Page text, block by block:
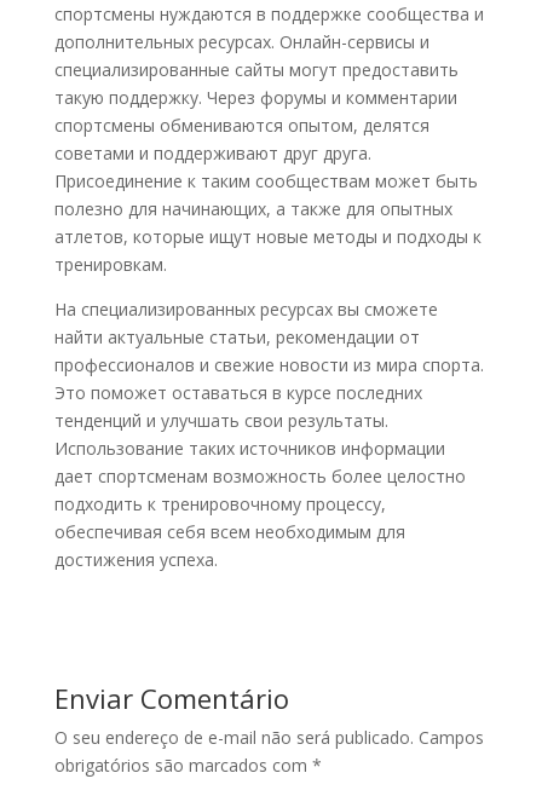
спортсмены нуждаются в поддержке сообщества и
дополнительных ресурсах. Онлайн-сервисы и
специализированные сайты могут предоставить
такую поддержку. Через форумы и комментарии
спортсмены обмениваются опытом, делятся
советами и поддерживают друг друга.
Присоединение к таким сообществам может быть
полезно для начинающих, а также для опытных
атлетов, которые ищут новые методы и подходы к
тренировкам.
На специализированных ресурсах вы сможете
найти актуальные статьи, рекомендации от
профессионалов и свежие новости из мира спорта.
Это поможет оставаться в курсе последних
тенденций и улучшать свои результаты.
Использование таких источников информации
дает спортсменам возможность более целостно
подходить к тренировочному процессу,
обеспечивая себя всем необходимым для
достижения успеха.
Enviar Comentário
O seu endereço de e-mail não será publicado. Campos
obrigatórios são marcados com *